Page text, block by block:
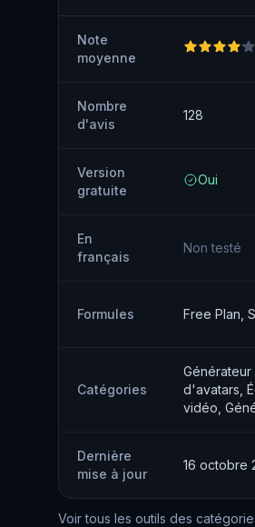
Note
moyenne
Nombre
d'avis
128
Version
gratuite
Oui
En
français
Non testé
Formules Free Plan,
Catégories
d'avatars,
vidéo,
Dernière
mise à jour
16 octobre
Voir tous les outils des